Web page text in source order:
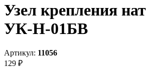
Узел крепления
УК-Н-01БВ
Артикул: 11056
129 ₽